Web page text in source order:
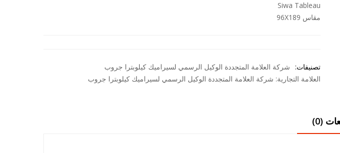
Siwa Tableau
مقاس 96X189
تصنيفات: شركة العلامة المتجددة الوكيل الرسمي لسيراميك كيلوبترا جروب
العلامة التجارية: شركة العلامة المتجددة الوكيل الرسمي لسيراميك كيلوبترا جروب
(0)